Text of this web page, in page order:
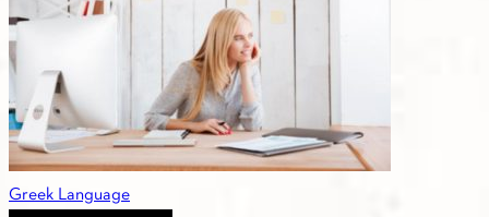
Greek Language